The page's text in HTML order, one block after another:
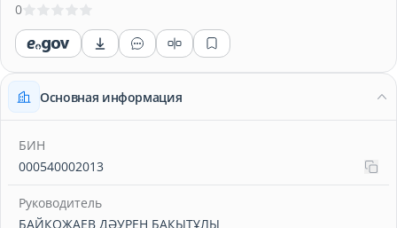
0
Основная информация
БИН
000540002013
Руководитель
БАЙҚОЖАЕВ ДӘУРЕН БАҚЫТҰЛЫ